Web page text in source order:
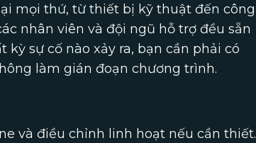
mọi thứ, từ thiết bị kỹ thuật đến công
nhân viên và đội ngũ hỗ trợ đều sẵn
sự cố nào xảy ra, bạn cần phải có
làm gián đoạn chương trình.
và điều chỉnh linh hoạt nếu cần thiết.